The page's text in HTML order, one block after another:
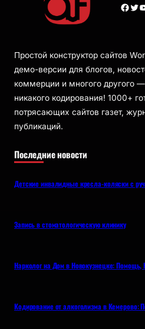
Facebook Twitter YouTube
Простой конструктор сайтов
демо-версии для блогов,
коммерции и многого другого
никакого кодирования! 1000+
потрясающих сайтов газет,
публикаций.
Последние новости
Детские инвалидные кресла-коляски с
Запись в стоматологическую клинику
Нарколог на Дом в Новокузнецке: Помощь,
Кодирование от алкоголизма в Кемерово: